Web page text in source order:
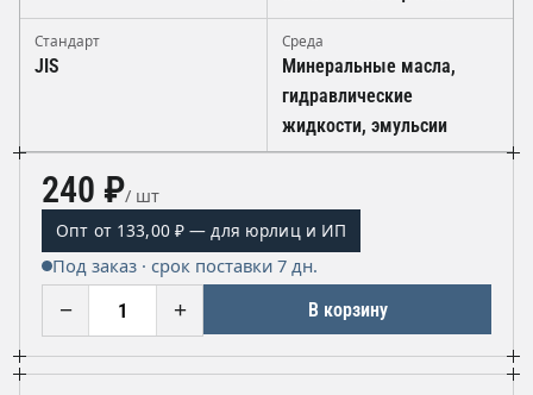
Стандарт
JIS
Среда
Минеральные масла,
гидравлические
жидкости, эмульсии
240 ₽/ шт
Опт от 133,00 ₽ — для юрлиц и ИП
Под заказ · срок поставки 7 дн.
− + В корзину